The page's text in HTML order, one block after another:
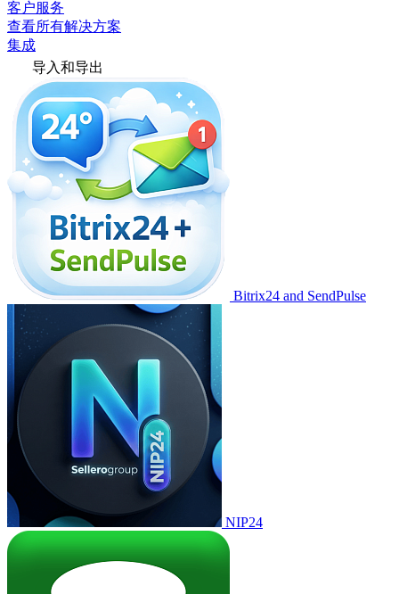
客户服务
查看所有解决方案
集成
导入和导出
Bitrix24 and SendPulse
NIP24